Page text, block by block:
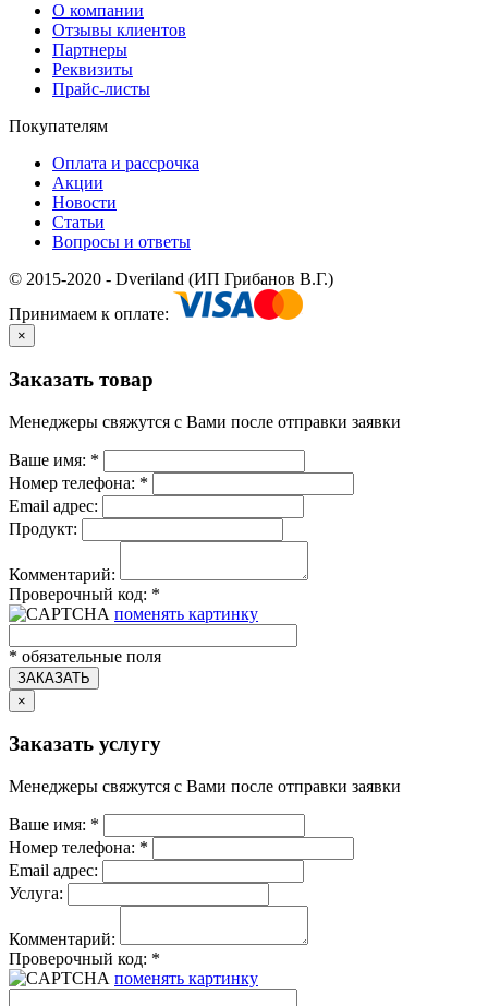
О компании
Отзывы клиентов
Партнеры
Реквизиты
Прайс-листы
Покупателям
Оплата и рассрочка
Акции
Новости
Статьи
Вопросы и ответы
© 2015-2020 - Dveriland (ИП Грибанов В.Г.)
Принимаем к оплате:
×
Заказать товар
Менеджеры свяжутся с Вами после отправки заявки
Ваше имя: *
Номер телефона: *
Email адрес:
Продукт:
Комментарий:
Проверочный код: *
поменять картинку
* обязательные поля
ЗАКАЗАТЬ
×
Заказать услугу
Менеджеры свяжутся с Вами после отправки заявки
Ваше имя: *
Номер телефона: *
Email адрес:
Услуга:
Комментарий:
Проверочный код: *
поменять картинку